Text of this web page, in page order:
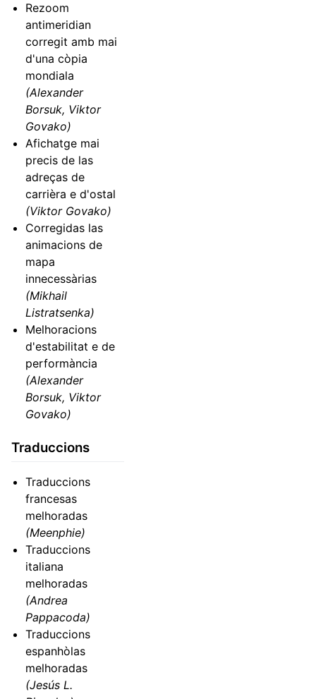
Rezoom
antimeridian
corregit amb mai
d'una còpia
mondiala
(Alexander
Borsuk, Viktor
Govako)
Afichatge mai
precis de las
adreças de
carrièra e d'ostal
(Viktor Govako)
Corregidas las
animacions de
mapa
innecessàrias
(Mikhail
Listratsenka)
Melhoracions
d'estabilitat e de
performància
(Alexander
Borsuk, Viktor
Govako)
Traduccions
Traduccions
francesas
melhoradas
(Meenphie)
Traduccions
italiana
melhoradas
(Andrea
Pappacoda)
Traduccions
espanhòlas
melhoradas
(Jesús L.